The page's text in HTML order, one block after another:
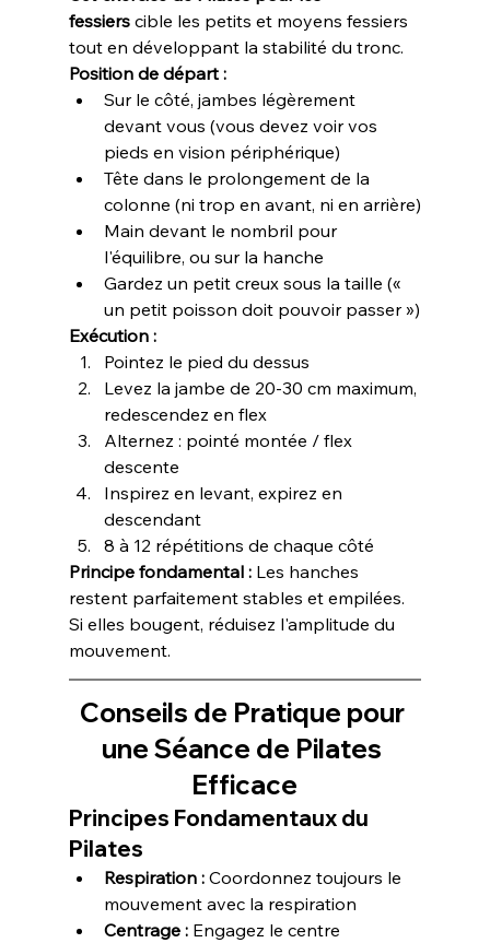
fessiers cible les petits et moyens fessiers
tout en développant la stabilité du tronc.
Position de départ :
Sur le côté, jambes légèrement
devant vous (vous devez voir vos
pieds en vision périphérique)
Tête dans le prolongement de la
colonne (ni trop en avant, ni en arrière)
Main devant le nombril pour
l'équilibre, ou sur la hanche
Gardez un petit creux sous la taille («
un petit poisson doit pouvoir passer »)
Exécution :
Pointez le pied du dessus
Levez la jambe de 20-30 cm maximum,
redescendez en flex
Alternez : pointé montée / flex
descente
Inspirez en levant, expirez en
descendant
8 à 12 répétitions de chaque côté
Principe fondamental : Les hanches
restent parfaitement stables et empilées.
Si elles bougent, réduisez l'amplitude du
mouvement.
Conseils de Pratique pour
une Séance de Pilates
Efficace
Principes Fondamentaux du
Pilates
Respiration : Coordonnez toujours le
mouvement avec la respiration
Centrage : Engagez le centre